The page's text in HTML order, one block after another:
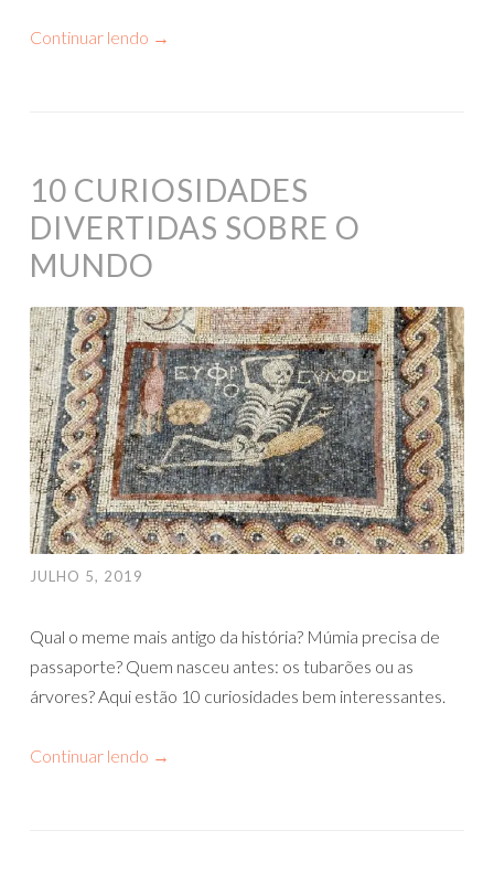
Continuar lendo →
10 CURIOSIDADES
DIVERTIDAS SOBRE O
MUNDO
JULHO 5, 2019
Qual o meme mais antigo da história? Múmia precisa de
passaporte? Quem nasceu antes: os tubarões ou as
árvores? Aqui estão 10 curiosidades bem interessantes.
Continuar lendo →